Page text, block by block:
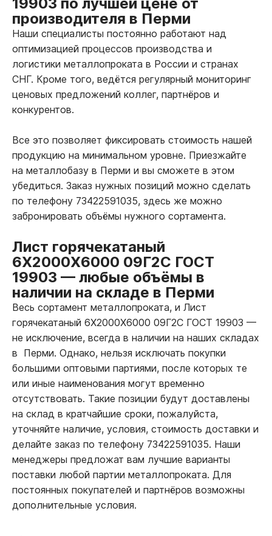
производителя в Перми
Наши специалисты постоянно работают над
оптимизацией процессов производства и
логистики металлопроката в России и странах
СНГ. Кроме того, ведётся регулярный мониторинг
ценовых предложений коллег, партнёров и
конкурентов.
Все это позволяет фиксировать стоимость нашей
продукцию на минимальном уровне. Приезжайте
на металлобазу в Перми и вы сможете в этом
убедиться. Заказ нужных позиций можно сделать
по телефону 73422591035, здесь же можно
забронировать объёмы нужного сортамента.
Лист горячекатаный
6Х2000Х6000 09Г2С ГОСТ
19903 — любые объёмы в
наличии на складе в Перми
Весь сортамент металлопроката, и Лист
горячекатаный 6Х2000Х6000 09Г2С ГОСТ 19903 —
не исключение, всегда в наличии на наших складах
в Перми. Однако, нельзя исключать покупки
большими оптовыми партиями, после которых те
или иные наименования могут временно
отсутствовать. Такие позиции будут доставлены
на склад в кратчайшие сроки, пожалуйста,
уточняйте наличие, условия, стоимость доставки и
делайте заказ по телефону 73422591035. Наши
менеджеры предложат вам лучшие варианты
поставки любой партии металлопроката. Для
постоянных покупателей и партнёров возможны
дополнительные условия.